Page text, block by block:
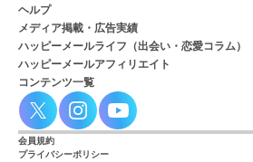
ヘルプ
メディア掲載・広告実績
ハッピーメールライフ（出会い・恋愛コラム）
ハッピーメールアフィリエイト
コンテンツ一覧
会員規約
プライバシーポリシー